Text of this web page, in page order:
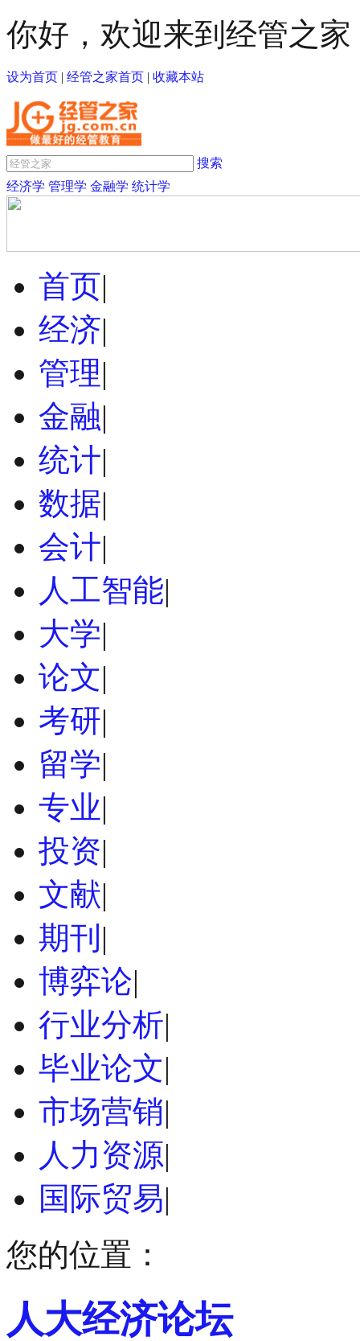
你好，欢迎来到经管之家
设为首页 | 经管之家首页 | 收藏本站
搜索
经济学 管理学 金融学 统计学
首页|
经济|
管理|
金融|
统计|
数据|
会计|
人工智能|
大学|
论文|
考研|
留学|
专业|
投资|
文献|
期刊 |
博弈论|
行业分析|
毕业论文|
市场营销|
人力资源|
国际贸易|
您的位置：
人大经济论坛